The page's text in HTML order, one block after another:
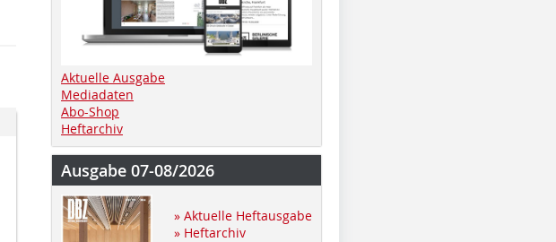
Aktuelle Ausgabe
Mediadaten
Abo-Shop
Heftarchiv
Ausgabe 07-08/2026
» Aktuelle Heftausgabe
» Heftarchiv